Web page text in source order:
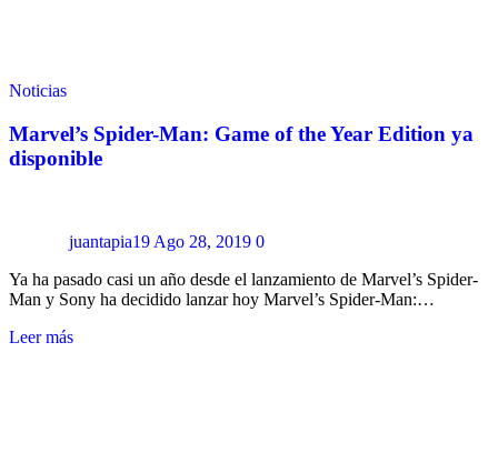
Noticias
Marvel’s Spider-Man: Game of the Year Edition ya
disponible
juantapia19 Ago 28, 2019 0
Ya ha pasado casi un año desde el lanzamiento de Marvel’s Spider-
Man y Sony ha decidido lanzar hoy Marvel’s Spider-Man:…
Leer más